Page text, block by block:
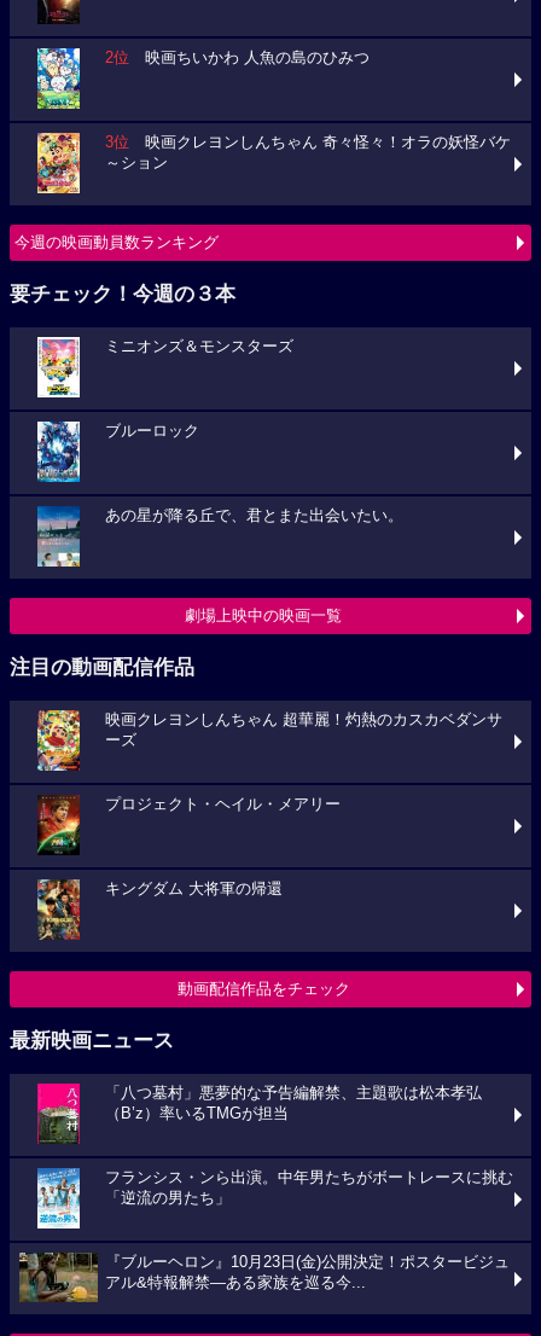
2位 映画ちいかわ 人魚の島のひみつ
3位 映画クレヨンしんちゃん 奇々怪々！オラの妖怪バケ
～ション
今週の映画動員数ランキング
要チェック！今週の３本
ミニオンズ＆モンスターズ
ブルーロック
あの星が降る丘で、君とまた出会いたい。
劇場上映中の映画一覧
注目の動画配信作品
映画クレヨンしんちゃん 超華麗！灼熱のカスカベダンサ
ーズ
プロジェクト・ヘイル・メアリー
キングダム 大将軍の帰還
動画配信作品をチェック
最新映画ニュース
「八つ墓村」悪夢的な予告編解禁、主題歌は松本孝弘
（B’z）率いるTMGが担当
フランシス・ンら出演。中年男たちがボートレースに挑む
「逆流の男たち」
『ブルーヘロン』10月23日(金)公開決定！ポスタービジュ
アル&特報解禁―ある家族を巡る今...